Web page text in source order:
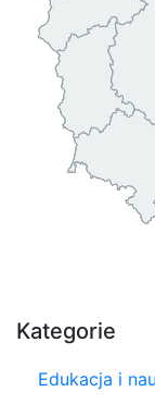
Kategorie
Edukacja i